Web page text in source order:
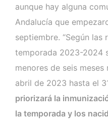
aunque hay alguna
Andalucía que
septiembre. “Según las
temporada 2023-2024
menores de seis
abril de 2023 hasta el
priorizará la
la temporada y los